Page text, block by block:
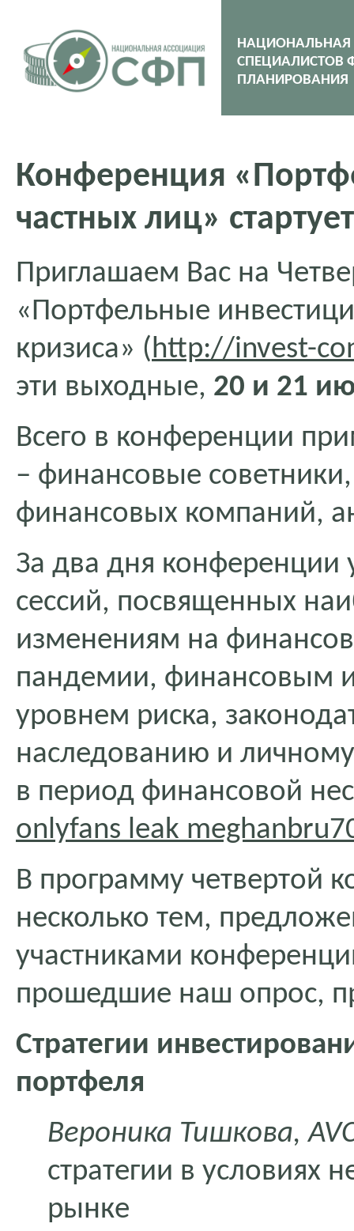
НАЦИОНАЛЬНАЯ
СПЕЦИАЛИСТОВ
ПЛАНИРОВАНИЯ
Конференция
частных лиц»
Приглашаем Вас на
«Портфельные
кризиса» (http://invest-
эти выходные, 20 и 21
Всего в конференции
– финансовые
финансовых компаний,
За два дня конференции
сессий, посвященных
изменениям на
пандемии, финансовым
уровнем риска,
наследованию и
в период финансовой
onlyfans leak
В программу четвертой
несколько тем,
участниками
прошедшие наш опрос,
Стратегии
портфеля
Вероника Тишкова,
стратегии в условиях
рынке